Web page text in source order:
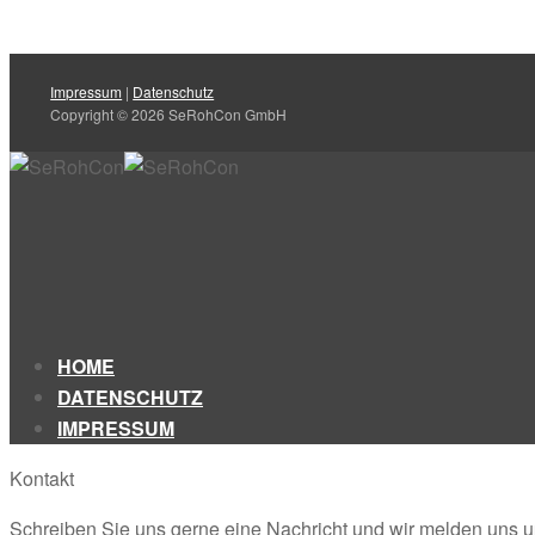
Impressum | Datenschutz
Copyright © 2026 SeRohCon GmbH
HOME
DATENSCHUTZ
IMPRESSUM
Kontakt
Schreiben Sie uns gerne eine Nachricht und wir melden uns